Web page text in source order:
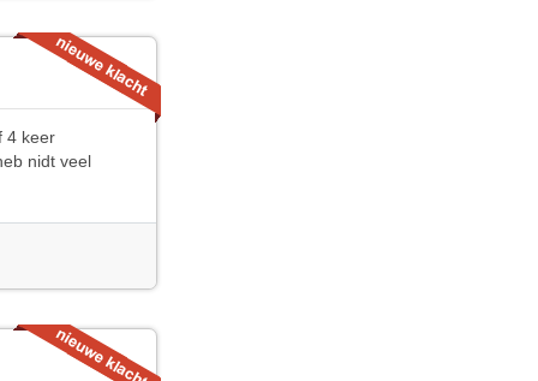
4 keer
nidt veel